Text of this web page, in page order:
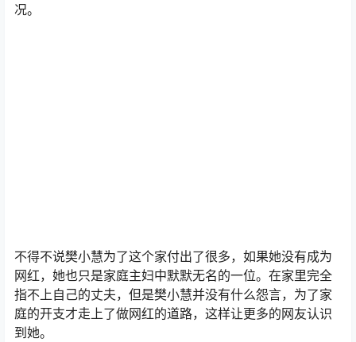
况。
不得不说樊小慧为了这个家付出了很多，如果她没有成为
网红，她也只是家庭主妇中默默无名的一位。在家里完全
指不上自己的丈夫，但是樊小慧并没有什么怨言，为了家
庭的开支才走上了做网红的道路，这样让更多的网友认识
到她。